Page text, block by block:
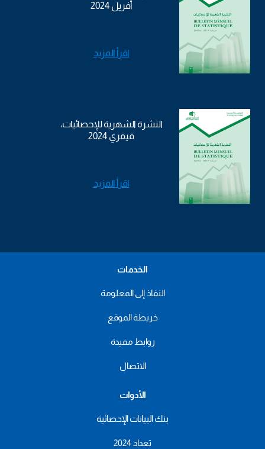
أفريل 2024
اقرأ المزيد
النشرة الشهرية للإحصائيات،
فيفري 2024
اقرأ المزيد
الخدمات
النفاذ إلى المعلومة
خريطة الموقع
روابط مفيدة
الاتصال
الأدوات
بنك البيانات الإحصائية
تعداد 2024